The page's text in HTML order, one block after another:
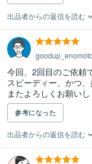
出品者からの返信を読む
goodup_enomoto
今回、2回目のご依頼
スピーディー、かつ
またよろしくお願いし
参考になった
出品者からの返信を読む